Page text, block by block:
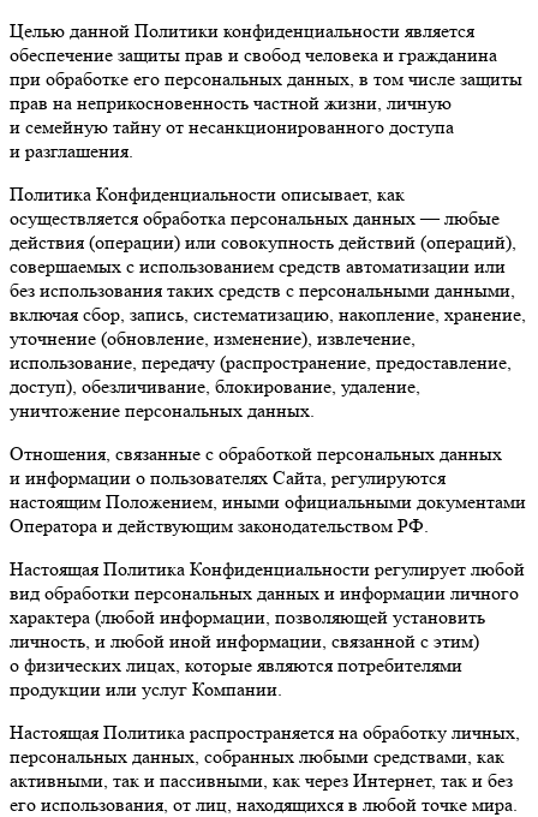
Целью данной Политики конфиденциальности является
обеспечение защиты прав и свобод человека и гражданина
при обработке его персональных данных, в том числе защиты
прав на неприкосновенность частной жизни, личную
и семейную тайну от несанкционированного доступа
и разглашения.
Политика Конфиденциальности описывает, как
осуществляется обработка персональных данных — любые
действия (операции) или совокупность действий (операций),
совершаемых с использованием средств автоматизации или
без использования таких средств с персональными данными,
включая сбор, запись, систематизацию, накопление, хранение,
уточнение (обновление, изменение), извлечение,
использование, передачу (распространение, предоставление,
доступ), обезличивание, блокирование, удаление,
уничтожение персональных данных.
Отношения, связанные с обработкой персональных данных
и информации о пользователях Сайта, регулируются
настоящим Положением, иными официальными документами
Оператора и действующим законодательством РФ.
Настоящая Политика Конфиденциальности регулирует любой
вид обработки персональных данных и информации личного
характера (любой информации, позволяющей установить
личность, и любой иной информации, связанной с этим)
о физических лицах, которые являются потребителями
продукции или услуг Компании.
Настоящая Политика распространяется на обработку личных,
персональных данных, собранных любыми средствами, как
активными, так и пассивными, как через Интернет, так и без
его использования, от лиц, находящихся в любой точке мира.